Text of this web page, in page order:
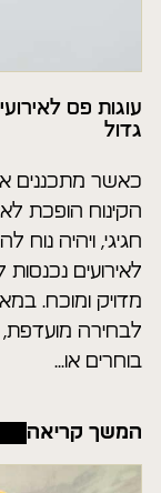
עוגות פס
גדול
כאשר מתכננים
הקינוח הופכת
חגיגי, ויהיה נוח
לאירועים
מדויק ומוכח.
לבחירה מועדפת,
בוחרים או...
המשך קריאה